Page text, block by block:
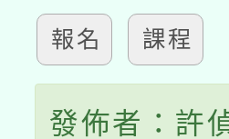
報名 課程
發佈者：許